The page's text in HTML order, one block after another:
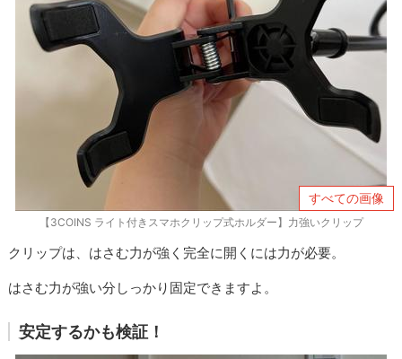
すべての画像
【3COINS ライト付きスマホクリップ式ホルダー】力強いクリップ
クリップは、はさむ力が強く完全に開くには力が必要。
はさむ力が強い分しっかり固定できますよ。
安定するかも検証！